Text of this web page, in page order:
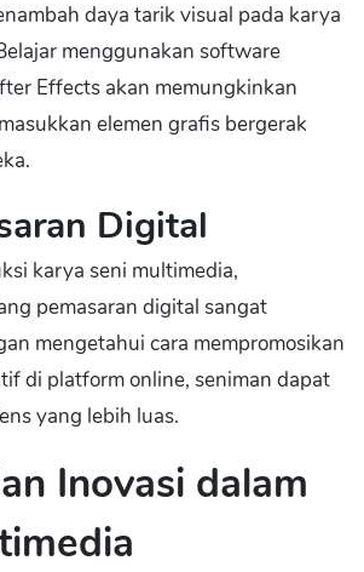
daya tarik visual pada karya
menggunakan software
Effects akan memungkinkan
elemen grafis bergerak
Digital
karya seni multimedia,
pemasaran digital sangat
mengetahui cara mempromosikan
di platform online, seniman dapat
yang lebih luas.
Inovasi dalam